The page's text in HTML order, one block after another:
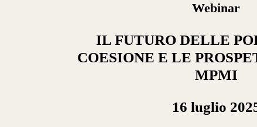
Webinar
IL FUTURO DELLE
COESIONE E LE
MPMI
16 luglio